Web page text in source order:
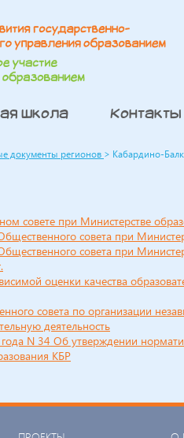
школа Контакты
документы регионов > Кабардино-
совете при Министерстве
совета при
совета при
оценки качества
совета по организации
деятельность
N 34 Об утверждении
КБР